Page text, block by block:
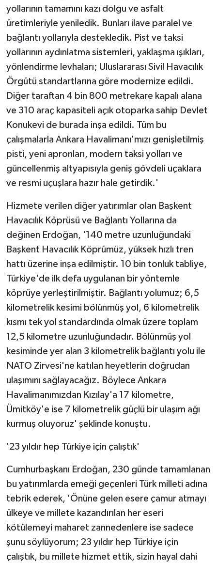
yollarının tamamını kazı dolgu ve asfalt
üretimleriyle yeniledik. Bunları ilave paralel ve
bağlantı yollarıyla destekledik. Pist ve taksi
yollarının aydınlatma sistemleri, yaklaşma ışıkları,
yönlendirme levhaları; Uluslararası Sivil Havacılık
Örgütü standartlarına göre modernize edildi.
Diğer taraftan 4 bin 800 metrekare kapalı alana
ve 310 araç kapasiteli açık otoparka sahip Devlet
Konukevi de burada inşa edildi. Tüm bu
çalışmalarla Ankara Havalimanı'mızı genişletilmiş
pisti, yeni apronları, modern taksi yolları ve
güncellenmiş altyapısıyla geniş gövdeli uçaklara
ve resmi uçuşlara hazır hale getirdik.'
Hizmete verilen diğer yatırımlar olan Başkent
Havacılık Köprüsü ve Bağlantı Yollarına da
değinen Erdoğan, '140 metre uzunluğundaki
Başkent Havacılık Köprümüz, yüksek hızlı tren
hattı üzerine inşa edilmiştir. 10 bin tonluk tabliye,
Türkiye'de ilk defa uygulanan bir yöntemle
köprüye yerleştirilmiştir. Bağlantı yolumuz; 6,5
kilometrelik kesimi bölünmüş yol, 6 kilometrelik
kısmı tek yol standardında olmak üzere toplam
12,5 kilometre uzunluğundadır. Bölünmüş yol
kesiminde yer alan 3 kilometrelik bağlantı yolu ile
NATO Zirvesi'ne katılan heyetlerin doğrudan
ulaşımını sağlayacağız. Böylece Ankara
Havalimanımızdan Kızılay'a 17 kilometre,
Ümitköy'e ise 7 kilometrelik güçlü bir ulaşım ağı
kurmuş oluyoruz' şeklinde konuştu.
'23 yıldır hep Türkiye için çalıştık'
Cumhurbaşkanı Erdoğan, 230 günde tamamlanan
bu yatırımlarda emeği geçenleri Türk milleti adına
tebrik ederek, 'Önüne gelen esere çamur atmayı
ülkeye ve millete kazandırılan her eseri
kötülemeyi maharet zannedenlere ise sadece
şunu söylüyorum; 23 yıldır hep Türkiye için
çalıştık, bu millete hizmet ettik, sizin hayal dahi